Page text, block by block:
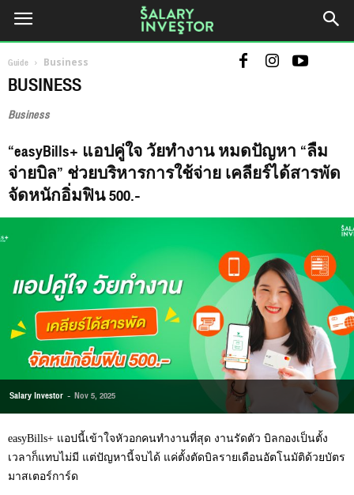
Guide Business
BUSINESS
Business
“easyBills+ แอปคู่ใจ วัยทำงาน หมดปัญหา “ลืม
จ่ายบิล” ช่วยบริหารการใช้จ่าย เคลียร์ได้สารพัด
จัดหนักอิ่มฟิน 500.-
Salary Investor - Nov 5, 2025
easyBills+ แอปนี้เข้าใจหัวอกคนทำงานที่สุด งานรัดตัว บิลกองเป็นตั้ง
เวลาก็แทบไม่มี แต่ปัญหานี้จบได้ แค่ตั้งตัดบิลรายเดือนอัตโนมัติด้วยบัตร
มาสเตอร์การ์ด